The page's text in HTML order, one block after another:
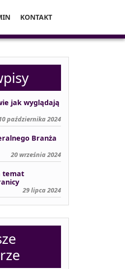
KONTAKT
jak wyglądają
października 2024
Branża
20 września 2024
temat
29 lipca 2024